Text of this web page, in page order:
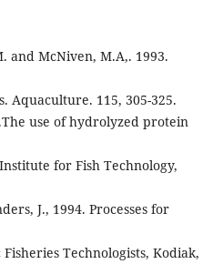
and McNiven, M.A,. 1993.
Aquaculture. 115, 305-325.
use of hydrolyzed protein
for Fish Technology,
J., 1994. Processes for
Technologists, Kodiak,